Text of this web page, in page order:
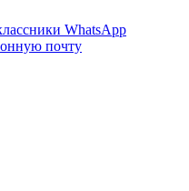
WhatsApp
почту